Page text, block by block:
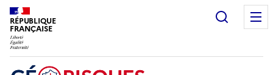
RÉPUBLIQUE
FRANÇAISE